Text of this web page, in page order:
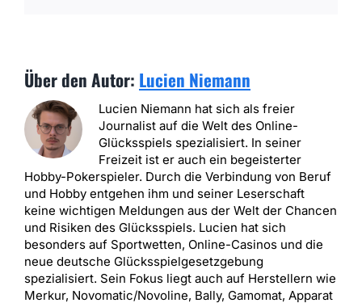
Über den Autor: Lucien Niemann
Lucien Niemann hat sich als freier
Journalist auf die Welt des Online-
Glücksspiels spezialisiert. In seiner
Freizeit ist er auch ein begeisterter
Hobby-Pokerspieler. Durch die Verbindung von Beruf
und Hobby entgehen ihm und seiner Leserschaft
keine wichtigen Meldungen aus der Welt der Chancen
und Risiken des Glücksspiels. Lucien hat sich
besonders auf Sportwetten, Online-Casinos und die
neue deutsche Glücksspielgesetzgebung
spezialisiert. Sein Fokus liegt auch auf Herstellern wie
Merkur, Novomatic/Novoline, Bally, Gamomat, Apparat